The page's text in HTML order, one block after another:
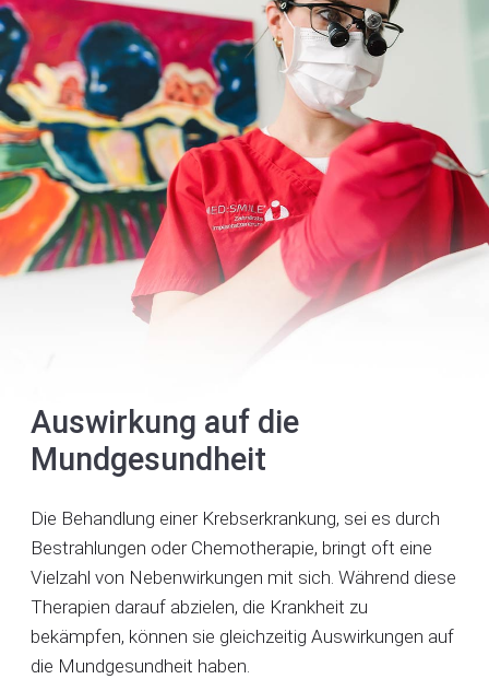
Auswirkung auf die
Mundgesundheit
Die Behandlung einer Krebserkrankung, sei es durch
Bestrahlungen oder Chemotherapie, bringt oft eine
Vielzahl von Nebenwirkungen mit sich. Während diese
Therapien darauf abzielen, die Krankheit zu
bekämpfen, können sie gleichzeitig Auswirkungen auf
die Mundgesundheit haben.